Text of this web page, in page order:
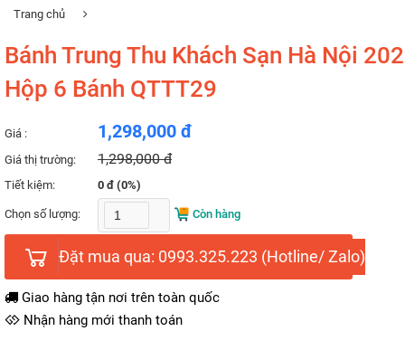
Trang chủ
Bánh Trung Thu Khách Sạn Hà Nội
Hộp 6 Bánh QTTT29
Giá : 1,298,000 đ
Giá thị trường: 1,298,000 đ
Tiết kiệm: 0 đ (0%)
Chọn số lượng: Còn hàng
Đặt mua qua: 0993.325.223 (Hotline/ Zalo)
Giao hàng tận nơi trên toàn quốc
Nhận hàng mới thanh toán